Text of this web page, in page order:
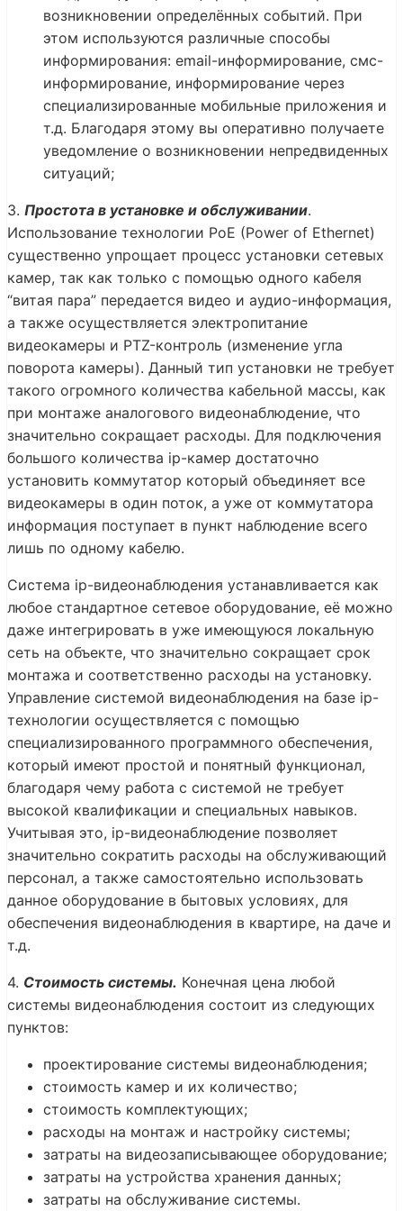
возникновении определённых событий. При
этом используются различные способы
информирования: email-информирование, смс-
информирование, информирование через
специализированные мобильные приложения и
т.д. Благодаря этому вы оперативно получаете
уведомление о возникновении непредвиденных
ситуаций;
3. Простота в установке и обслуживании.
Использование технологии PoE (Power of Ethernet)
существенно упрощает процесс установки сетевых
камер, так как только с помощью одного кабеля
“витая пара” передается видео и аудио-информация,
а также осуществляется электропитание
видеокамеры и PTZ-контроль (изменение угла
поворота камеры). Данный тип установки не требует
такого огромного количества кабельной массы, как
при монтаже аналогового видеонаблюдение, что
значительно сокращает расходы. Для подключения
большого количества ip-камер достаточно
установить коммутатор который объединяет все
видеокамеры в один поток, а уже от коммутатора
информация поступает в пункт наблюдение всего
лишь по одному кабелю.
Система ip-видеонаблюдения устанавливается как
любое стандартное сетевое оборудование, её можно
даже интегрировать в уже имеющуюся локальную
сеть на объекте, что значительно сокращает срок
монтажа и соответственно расходы на установку.
Управление системой видеонаблюдения на базе ip-
технологии осуществляется с помощью
специализированного программного обеспечения,
который имеют простой и понятный функционал,
благодаря чему работа с системой не требует
высокой квалификации и специальных навыков.
Учитывая это, ip-видеонаблюдение позволяет
значительно сократить расходы на обслуживающий
персонал, а также самостоятельно использовать
данное оборудование в бытовых условиях, для
обеспечения видеонаблюдения в квартире, на даче и
т.д.
4. Стоимость системы. Конечная цена любой
системы видеонаблюдения состоит из следующих
пунктов:
проектирование системы видеонаблюдения;
стоимость камер и их количество;
стоимость комплектующих;
расходы на монтаж и настройку системы;
затраты на видеозаписывающее оборудование;
затраты на устройства хранения данных;
затраты на обслуживание системы.